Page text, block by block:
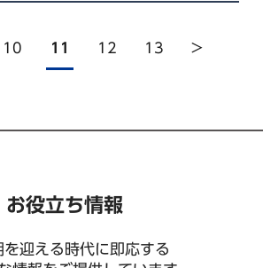
10 11 12 13 >
お役立ち情報
を迎える時代に即応する